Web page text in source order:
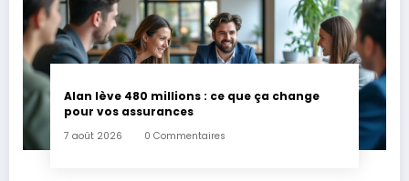
Alan lève 480 millions : ce que ça change
pour vos assurances
7 août 2026 0 Commentaires